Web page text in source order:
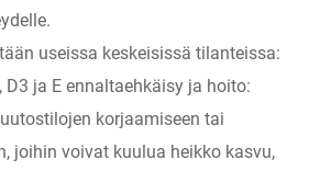
useissa keskeisissä tilanteissa:
ja E ennaltaehkäisy ja hoito:
korjaamiseen tai
joihin voivat kuulua heikko kasvu,